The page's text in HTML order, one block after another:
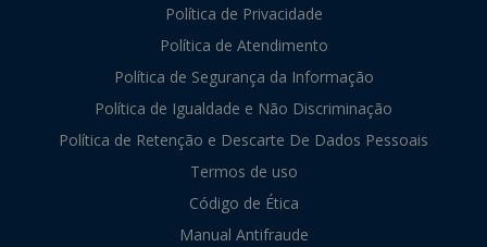
Política de Privacidade
Política de Atendimento
Política de Segurança da Informação
Política de Igualdade e Não Discriminação
Política de Retenção e Descarte De Dados Pessoais
Termos de uso
Código de Ética
Manual Antifraude